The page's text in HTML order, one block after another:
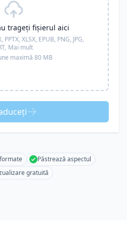
trageți fișierul aici
PPTX, XLSX, EPUB, PNG, JPG,
Mai mult
maximă 80 MB
Păstrează aspectul
gratuită